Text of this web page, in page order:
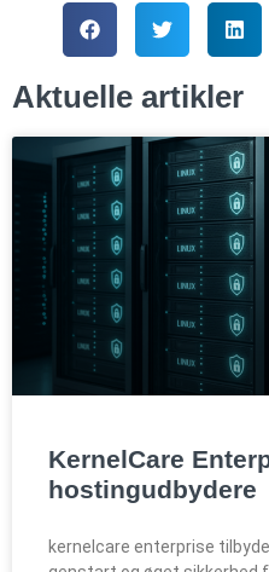
Aktuelle artikler
KernelCare
hostingudbydere
kernelcare enterprise